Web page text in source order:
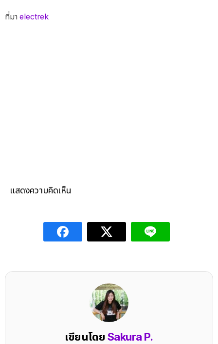
ที่มาelectrek
แสดงความคิดเห็น
เขียนโดย Sakura P.